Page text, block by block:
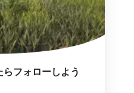
フォローしよう